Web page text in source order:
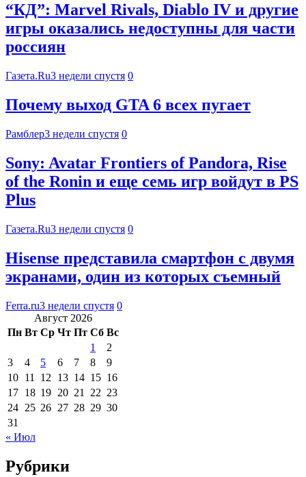
“КД”: Marvel Rivals, Diablo IV и другие
игры оказались недоступны для части
россиян
Газета.Ru3 недели спустя 0
Почему выход GTA 6 всех пугает
Рамблер3 недели спустя 0
Sony: Avatar Frontiers of Pandora, Rise
of the Ronin и еще семь игр войдут в PS
Plus
Газета.Ru3 недели спустя 0
Hisense представила смартфон с двумя
экранами, один из которых съемный
Ferra.ru3 недели спустя 0
Август 2026
Пн Вт Ср Чт Пт Сб Вс
1
2
3
4 5 6 7 8
9
10 11 12 13 14 15 16
17 18 19 20 21 22 23
24 25 26 27 28 29 30
31
« Июл
Рубрики